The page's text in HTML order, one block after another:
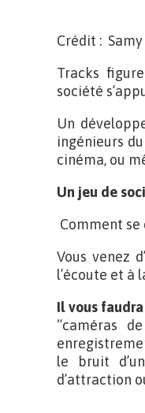
Crédit :
Tracks
société
Un
ingénieurs
cinéma, ou
Un jeu de
Comment
Vous venez
l’écoute et à
Il vous
“caméras
le bruit
d’attraction